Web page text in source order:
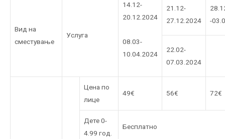
Вид нa
сместување
Услуга
14.12-
20.12.2024
08.03-
10.04.2024
21.12-
27.12.2024
-
22.02-
07.03.2024
Цена по
лице
49€ 56€ 72€
Дете 0-
4.99 год.
Бесплатно